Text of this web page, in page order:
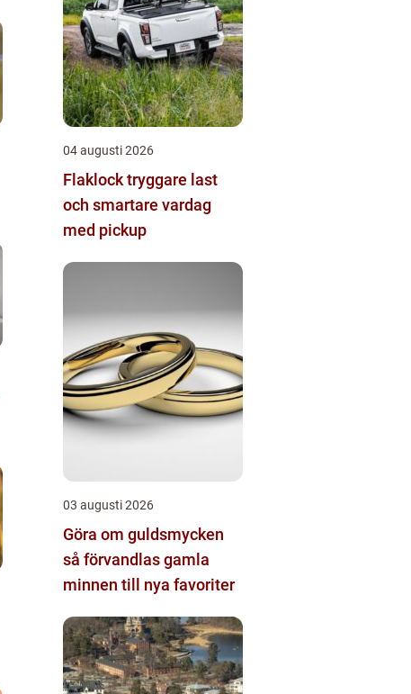
04 augusti 2026
Flaklock tryggare last
och smartare vardag
med pickup
03 augusti 2026
Göra om guldsmycken
så förvandlas gamla
minnen till nya favoriter